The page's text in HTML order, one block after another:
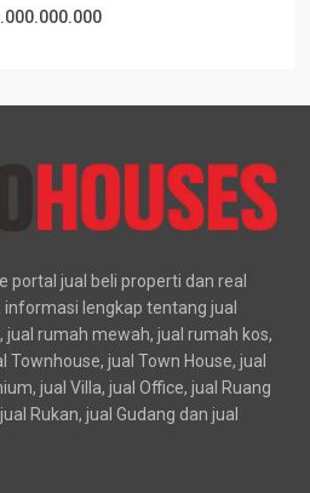
portal jual beli properti dan real
lengkap tentang jual
jual rumah mewah, jual rumah kos,
Townhouse, jual Town House, jual
jual Villa, jual Office, jual Ruang
Rukan, jual Gudang dan jual